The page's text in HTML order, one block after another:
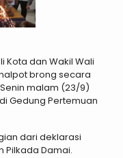
Kota dan Wakil Wali
brong secara
malam (23/9)
Gedung Pertemuan
dari deklarasi
Pilkada Damai.